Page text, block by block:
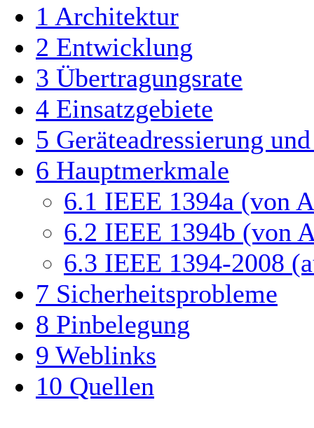
1 Architektur
2 Entwicklung
3 Übertragungsrate
4 Einsatzgebiete
5 Geräteadressierung
6 Hauptmerkmale
6.1 IEEE 1394a (von
6.2 IEEE 1394b (von
6.3 IEEE 1394-2008
7 Sicherheitsprobleme
8 Pinbelegung
9 Weblinks
10 Quellen